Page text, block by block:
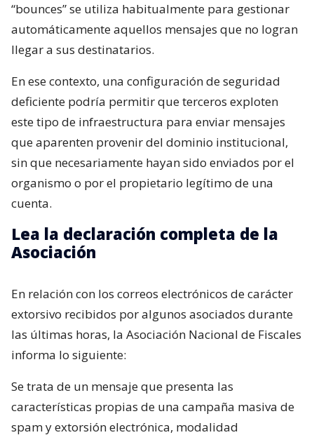
“bounces” se utiliza habitualmente para gestionar
automáticamente aquellos mensajes que no logran
llegar a sus destinatarios.
En ese contexto, una configuración de seguridad
deficiente podría permitir que terceros exploten
este tipo de infraestructura para enviar mensajes
que aparenten provenir del dominio institucional,
sin que necesariamente hayan sido enviados por el
organismo o por el propietario legítimo de una
cuenta.
Lea la declaración completa de la
Asociación
En relación con los correos electrónicos de carácter
extorsivo recibidos por algunos asociados durante
las últimas horas, la Asociación Nacional de Fiscales
informa lo siguiente:
Se trata de un mensaje que presenta las
características propias de una campaña masiva de
spam y extorsión electrónica, modalidad